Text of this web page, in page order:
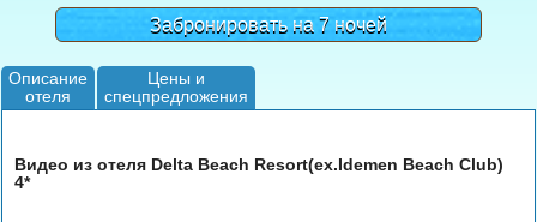
Забронировать на 7 ночей
Описание
отеля
Цены и
спецпредложения
Видео из отеля Delta Beach Resort(ex.Idemen Beach Club)
4*